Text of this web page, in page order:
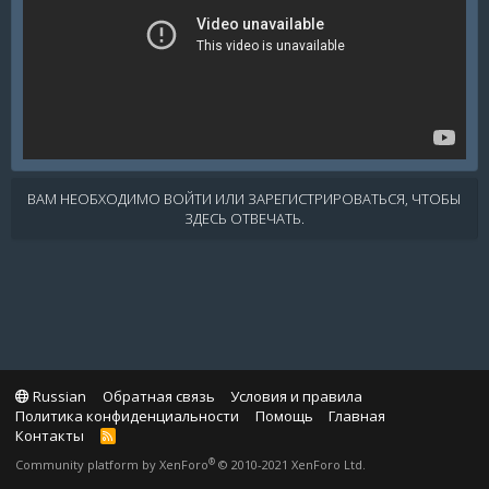
ВАМ НЕОБХОДИМО ВОЙТИ ИЛИ ЗАРЕГИСТРИРОВАТЬСЯ, ЧТОБЫ
ЗДЕСЬ ОТВЕЧАТЬ.
Russian Обратная связь
Условия и правила
Политика конфиденциальности
Помощь
Главная
Контакты
R
S
Community platform by XenForo® © 2010-2021 XenForo Ltd.